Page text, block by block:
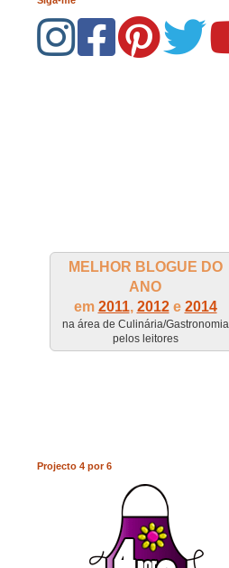
MELHOR BLOGUE DO
ANO
em 2011, 2012e 2014
na área de Culinária/Gastronomia
pelos leitores
Projecto 4 por 6